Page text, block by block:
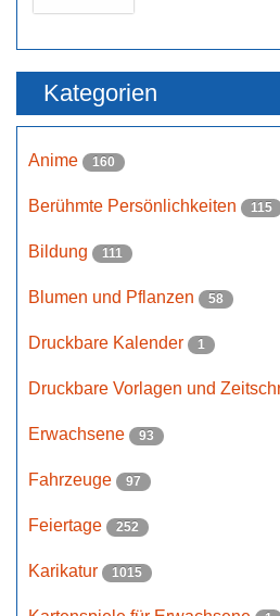
Kategorien
Anime 160
Berühmte Persönlichkeiten 115
Bildung 111
Blumen und Pflanzen 58
Druckbare Kalender 1
Druckbare Vorlagen und
Erwachsene 93
Fahrzeuge 97
Feiertage 252
Karikatur 1015